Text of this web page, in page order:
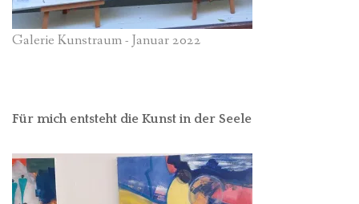
Galerie Kunstraum - Januar 2022
Für mich entsteht die Kunst in der Seele